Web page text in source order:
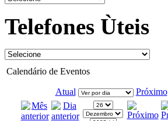
Telefones Ùteis
Calendário de Eventos
Atual Próximo